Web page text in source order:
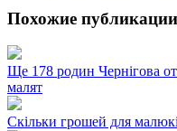
Похожие публикации
Ще 178 родин Чернігова
малят
Скільки грошей для